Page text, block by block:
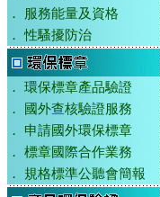
．
服務能量及資格
．
性騷擾防治
．
環保標章產品驗證
．
國外查核驗證服務
．
申請國外環保標章
．
標章國際合作業務
．
規格標準公聽會簡報